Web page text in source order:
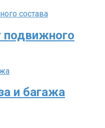
подвижного
и багажа